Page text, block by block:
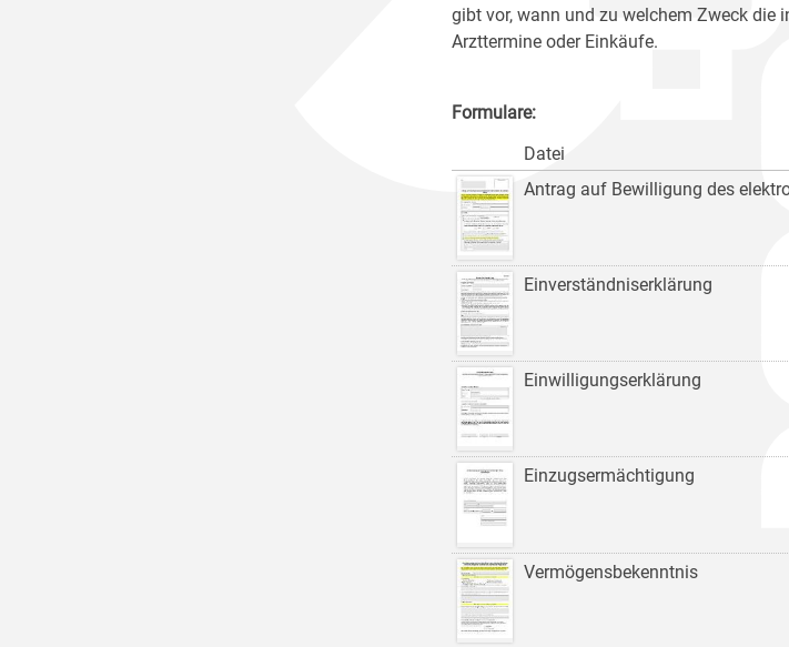
gibt vor, wann und zu welchem Zweck die
Arzttermine oder Einkäufe.
Formulare:
Datei
Antrag auf Bewilligung des
Einverständniserklärung
Einwilligungserklärung
Einzugsermächtigung
Vermögensbekenntnis